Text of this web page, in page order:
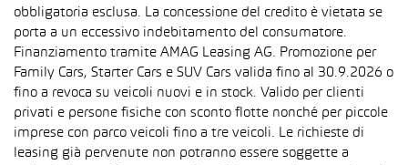
obbligatoria esclusa. La concessione del credito è vietata se
porta a un eccessivo indebitamento del consumatore.
Finanziamento tramite AMAG Leasing AG. Promozione per
Family Cars, Starter Cars e SUV Cars valida fino al 30.9.2026 o
fino a revoca su veicoli nuovi e in stock. Valido per clienti
privati e persone fisiche con sconto flotte nonché per piccole
imprese con parco veicoli fino a tre veicoli. Le richieste di
leasing già pervenute non potranno essere soggette a